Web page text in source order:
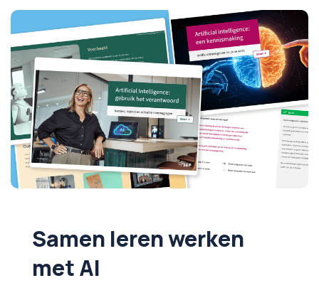
Samen leren werken
met AI